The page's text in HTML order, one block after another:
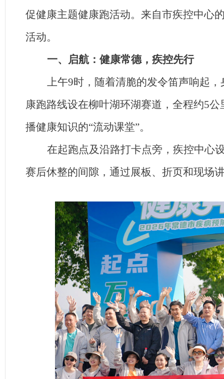
促健康主题健康跑活动。来自市疾控中心
活动。
一、启航： 健康常德，疾控先行
上午9时，随着清脆的发令笛声响起
康跑路线设在柳叶湖环湖赛道，全程约5公
播健康知识的“流动课堂”。
在起跑点及沿路打卡点旁，疾控中心
赛后休整的间隙，通过展板、折页和现场